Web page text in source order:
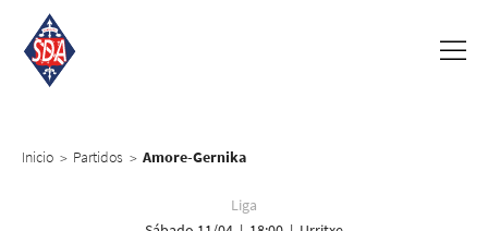
Inicio > Partidos > Amore-Gernika
Liga